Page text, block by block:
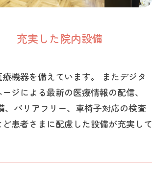
充実した院内設備
機器を備えています。 またデジタ
ジによる最新の医療情報の配信、
、バリアフリー、車椅子対応の検査
患者さまに配慮した設備が充実して